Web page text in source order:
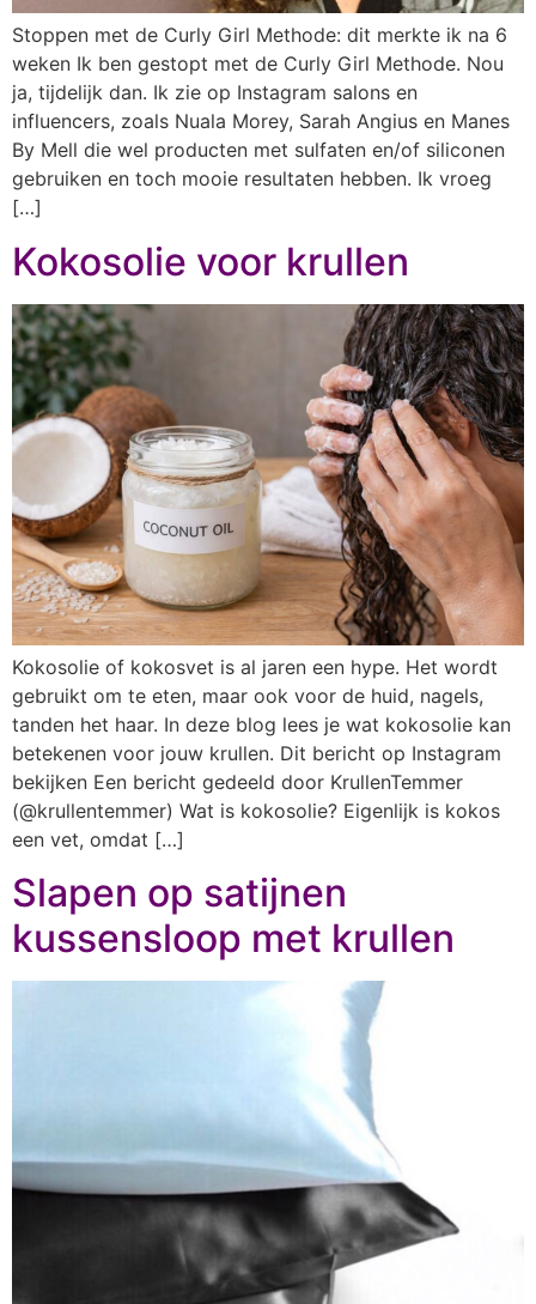
Stoppen met de Curly Girl Methode: dit merkte ik na 6
weken Ik ben gestopt met de Curly Girl Methode. Nou
ja, tijdelijk dan. Ik zie op Instagram salons en
influencers, zoals Nuala Morey, Sarah Angius en Manes
By Mell die wel producten met sulfaten en/of siliconen
gebruiken en toch mooie resultaten hebben. Ik vroeg
[…]
Kokosolie voor krullen
Kokosolie of kokosvet is al jaren een hype. Het wordt
gebruikt om te eten, maar ook voor de huid, nagels,
tanden het haar. In deze blog lees je wat kokosolie kan
betekenen voor jouw krullen. Dit bericht op Instagram
bekijken Een bericht gedeeld door KrullenTemmer
(@krullentemmer) Wat is kokosolie? Eigenlijk is kokos
een vet, omdat […]
Slapen op satijnen
kussensloop met krullen